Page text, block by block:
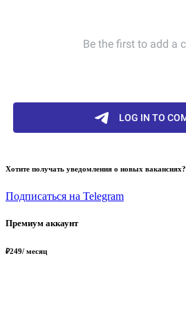
Хотите получать уведомления о новых вакансиях?
Подписаться на Telegram
Премиум аккаунт
₽249/ месяц